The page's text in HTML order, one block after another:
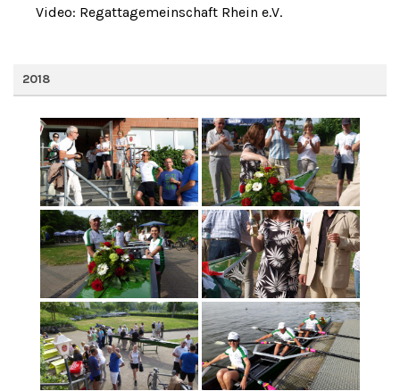
Video: Regattagemeinschaft Rhein e.V.
2018